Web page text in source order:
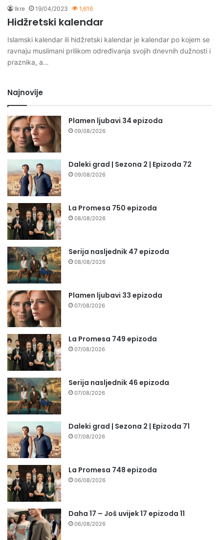
Ikre 19/04/2023 1,616
Hidžretski kalendar
Islamski kalendar ili hidžretski kalendar je kalendar po kojem se
ravnaju muslimani prilikom određivanja svojih dnevnih dužnosti i
praznika, a…
Najnovije
Plamen ljubavi 34 epizoda
09/08/2026
Daleki grad | Sezona 2 | Epizoda 72
09/08/2026
La Promesa 750 epizoda
08/08/2026
Serija nasljednik 47 epizoda
08/08/2026
Plamen ljubavi 33 epizoda
07/08/2026
La Promesa 749 epizoda
07/08/2026
Serija nasljednik 46 epizoda
07/08/2026
Daleki grad | Sezona 2 | Epizoda 71
07/08/2026
La Promesa 748 epizoda
06/08/2026
Daha 17 – Još uvijek 17 epizoda 11
06/08/2026